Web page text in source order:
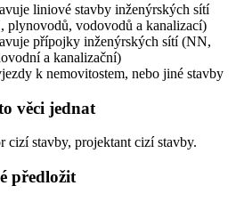
liniové stavby inženýrských sítí
vodovodů a kanalizací)
přípojky inženýrských sítí (NN,
a kanalizační)
k nemovitostem, nebo jiné stavby
věci jednat
cizí stavby, projektant cizí stavby.
předložit